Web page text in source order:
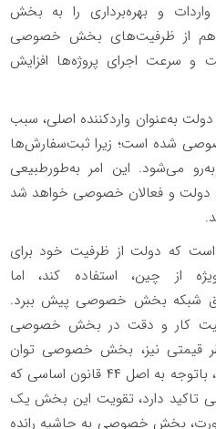
و بهره‌برداری را به بخش
هم از ظرفیت‌های بخش خصوصی
و سرعت اجرای پروژه‌ها افزایش
به‌عنوان واردکننده اصلی، سبب
شده است؛ زیرا ثبت‌سفارش‌ها
می‌شود. این امر به‌طورطبیعی
دولت و فعالان خصوصی خواهد شد
که دولت از ظرفیت خود برای
از چین، استفاده کند، اما
شبکه بخش خصوصی پیش ببرد.
کار و دقت در بخش خصوصی
قیمتی نیز، بخش خصوصی توان
رقابت بیشتری دارد. افزون بر این، باتوجه به اصل ۴۴ قانون اساسی که
تاکید دارد، تقویت این بخش یک
بخش خصوصی به حاشیه رانده